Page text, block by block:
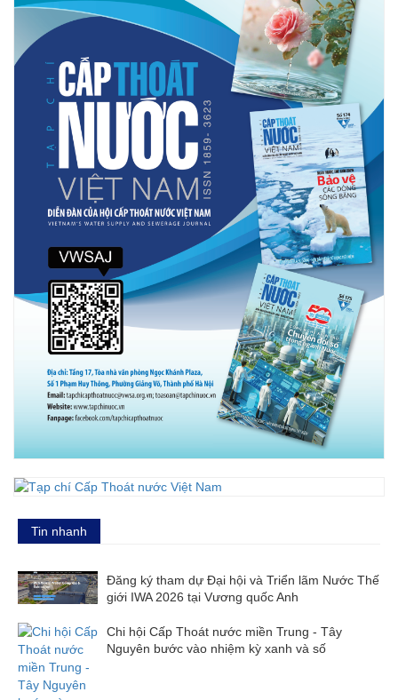
Tin nhanh
Đăng ký tham dự Đại hội và Triển lãm Nước Thế
giới IWA 2026 tại Vương quốc Anh
Chi hội Cấp Thoát nước miền Trung - Tây
Nguyên bước vào nhiệm kỳ xanh và số